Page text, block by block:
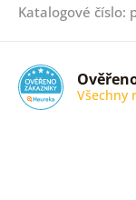
Katalogové číslo:
Všechny